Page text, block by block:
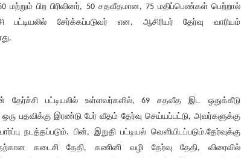
மற்றும் பிற பிரிவினர், 50 சதவீதமான, 75 மதிப்பெண்கள் பெற்றால்
பட்டியலில் சேர்க்கப்படுவர் என, ஆசிரியர் தேர்வு வாரியம்
தேர்ச்சி பட்டியலில் உள்ளவர்களில், 69 சதவீத இட ஒதுக்கீடு
ஒரு பதவிக்கு இரண்டு பேர் வீதம் தேர்வு செய்யப்பட்டு, அவர்களுக்கு
நடத்தப்படும். பின், இறுதி பட்டியல் வெளியிடப்படும்.தேர்வுக்கு
கடைசி தேதி, கணினி வழி தேர்வு தேதி, விரைவில்